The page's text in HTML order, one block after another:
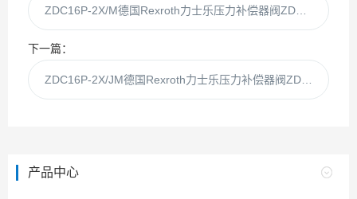
下一篇：
产品中心